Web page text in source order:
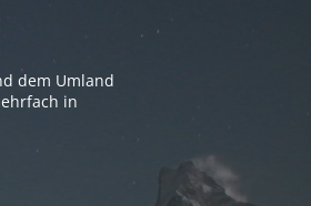
dem Umland
in